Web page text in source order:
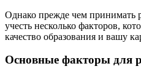
Однако прежде чем принимать
учесть несколько факторов,
качество образования и вашу
Основные факторы для